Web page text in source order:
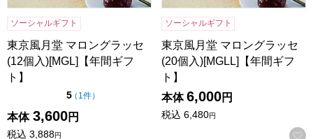
ソーシャルギフト
東京風月堂 マロングラッセ
(12個入)[MGL]【年間ギフ
ト】
5点（5点満点中）
（ 1件の評価
）
本体 3,600円
税込 3,888円
ソーシャルギフト
東京風月堂 マロングラッセ
(20個入)[MGLL]【年間ギフ
ト】
本体 6,000円
税込 6,480円